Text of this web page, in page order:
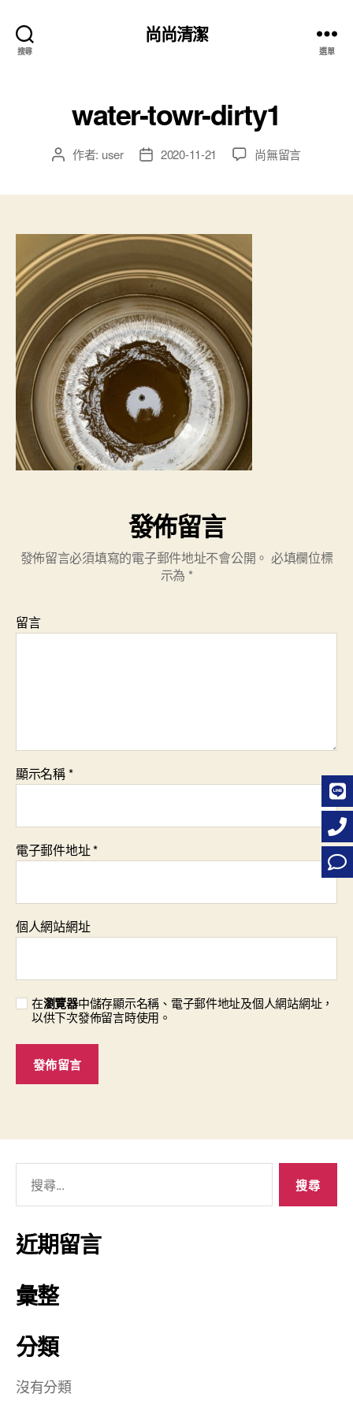
搜尋
尚尚清潔
選單
water-towr-dirty1
作者: user 2020-11-21 尚無留言
發佈留言
發佈留言必須填寫的電子郵件地址不會公開。 必填欄位標
示為 *
留言
顯示名稱*
電子郵件地址*
個人網站網址
在瀏覽器中儲存顯示名稱、電子郵件地址及個人網站網址，
以供下次發佈留言時使用。
近期留言
彙整
分類
沒有分類